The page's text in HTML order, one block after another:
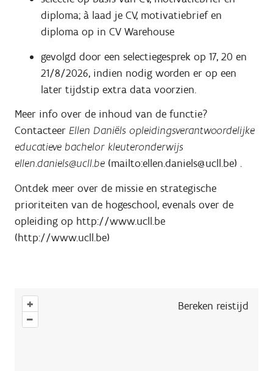
diploma; à laad je CV, motivatiebrief en
diploma op in CV Warehouse
gevolgd door een selectiegesprek op 17, 20 en
21/8/2026, indien nodig worden er op een
later tijdstip extra data voorzien.
Meer info over de inhoud van de functie?
Contacteer Ellen Daniëls opleidingsverantwoordelijke
educatieve bachelor kleuteronderwijs
ellen.daniels@ucll.be (mailto:ellen.daniels@ucll.be) .
Ontdek meer over de missie en strategische
prioriteiten van de hogeschool, evenals over de
opleiding op http://www.ucll.be
(http://www.ucll.be)
+
–
Bereken reistijd